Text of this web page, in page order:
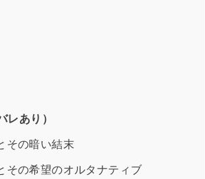
レあり）
その暗い結末
その希望のオルタナティブ